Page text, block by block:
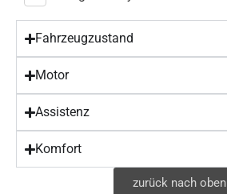
Fahrzeugzustand
Motor
Assistenz
Komfort
zurück nach oben